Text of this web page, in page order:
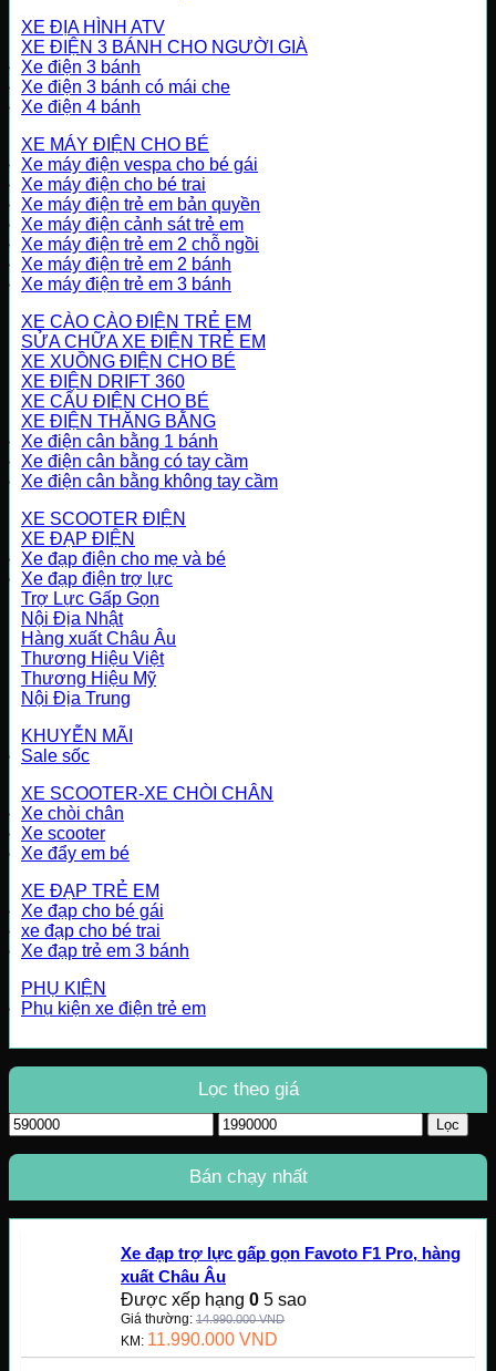
XE ĐỊA HÌNH ATV
XE ĐIỆN 3 BÁNH CHO NGƯỜI GIÀ
Xe điện 3 bánh
Xe điện 3 bánh có mái che
Xe điện 4 bánh
XE MÁY ĐIỆN CHO BÉ
Xe máy điện vespa cho bé gái
Xe máy điện cho bé trai
Xe máy điện trẻ em bản quyền
Xe máy điện cảnh sát trẻ em
Xe máy điện trẻ em 2 chỗ ngồi
Xe máy điện trẻ em 2 bánh
Xe máy điện trẻ em 3 bánh
XE CÀO CÀO ĐIỆN TRẺ EM
SỬA CHỮA XE ĐIỆN TRẺ EM
XE XUỒNG ĐIỆN CHO BÉ
XE ĐIỆN DRIFT 360
XE CẨU ĐIỆN CHO BÉ
XE ĐIỆN THĂNG BẰNG
Xe điện cân bằng 1 bánh
Xe điện cân bằng có tay cầm
Xe điện cân bằng không tay cầm
XE SCOOTER ĐIỆN
XE ĐẠP ĐIỆN
Xe đạp điện cho mẹ và bé
Xe đạp điện trợ lực
Trợ Lực Gấp Gọn
Nội Địa Nhật
Hàng xuất Châu Âu
Thương Hiệu Việt
Thương Hiệu Mỹ
Nội Địa Trung
KHUYỄN MÃI
Sale sốc
XE SCOOTER-XE CHÒI CHÂN
Xe chòi chân
Xe scooter
Xe đẩy em bé
XE ĐẠP TRẺ EM
Xe đạp cho bé gái
xe đạp cho bé trai
Xe đạp trẻ em 3 bánh
PHỤ KIỆN
Phụ kiện xe điện trẻ em
Lọc theo giá
Giá
tối
thiểu
Giá
tối
Lọc
Bán chạy nhất
Xe đạp trợ lực gấp gọn Favoto F1 Pro, hàng
xuất Châu Âu
Được xếp hạng 0 5 sao
Giá thường: 14.990.000VND
KM: 11.990.000 VND